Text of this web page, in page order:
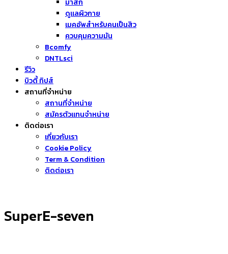
มาส์ก
ดูแลผิวกาย
เมคอัพสำหรับคนเป็นสิว
ควบคุมความมัน
Bcomfy
DNTLsci
รีวิว
บิวตี้ ทิปส์
สถานที่จำหน่าย
สถานที่จำหน่าย
สมัครตัวแทนจำหน่าย
ติดต่อเรา
เกี่ยวกับเรา
Cookie Policy
Term & Condition
ติดต่อเรา
SuperE-seven